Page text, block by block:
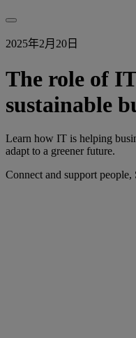
2025年2月20日
The role of
sustainable
Learn how IT is helping
adapt to a greener future.
Connect and support